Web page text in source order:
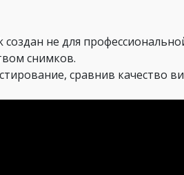
не для
снимков.
сравнив качество